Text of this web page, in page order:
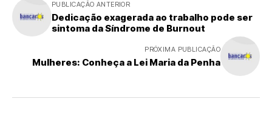
PUBLICAÇÃO ANTERIOR
Dedicação exagerada ao trabalho pode ser
sintoma da Síndrome de Burnout
PRÓXIMA PUBLICAÇÃO
Mulheres: Conheça a Lei Maria da Penha